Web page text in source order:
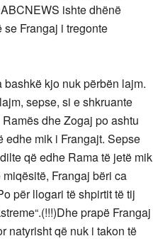
ishte dhënë
Frangaj i tregonte
kjo nuk përbën lajm.
sepse, si e shkruante
dhe Zogaj po ashtu
edhe mik i Frangajt. Sepse
që edhe Rama të jetë mik
Frangaj bëri ca
për llogari të shpirtit të tij
prapë Frangaj
natyrisht që nuk i takon të